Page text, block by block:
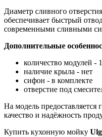
Диаметр сливного
обеспечивает быстрый
современными сливными
Дополнительные
количество модулей -
наличие крыла - нет
сифон - в комплекте
отверстие под
На модель предоставляется
качество и надёжность
Купить кухонную мойку